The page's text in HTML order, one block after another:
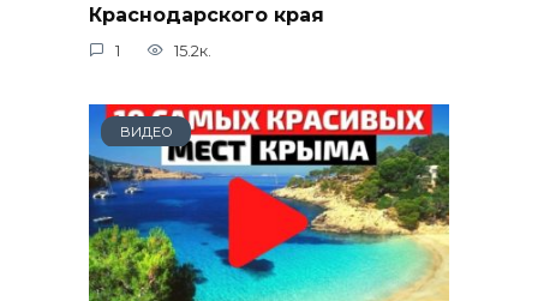
Краснодарского края
1 15.2к.
ВИДЕО